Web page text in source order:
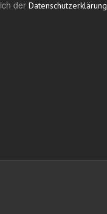
der Datenschutzerklärung